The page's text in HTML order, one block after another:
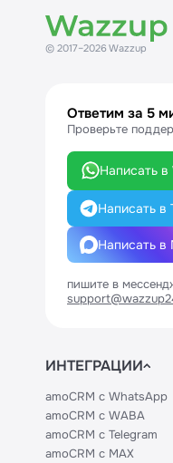
© 2017–2026 Wazzup
Ответим за 5
Проверьте
Написать в
Написать в
Написать в
пишите в
ИНТЕГРАЦИИ
amoCRM с WhatsApp
amoCRM с WABA
amoCRM с Telegram
amoCRM с MAX